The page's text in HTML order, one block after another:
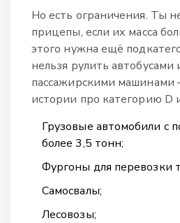
Но есть ограничения. Ты
прицепы, если их масса
этого нужна ещё
нельзя рулить
пассажирскими машинами
истории про категорию D
Грузовые автомобили с
более 3,5 тонн;
Фургоны для перевозки
Самосвалы;
Лесовозы;